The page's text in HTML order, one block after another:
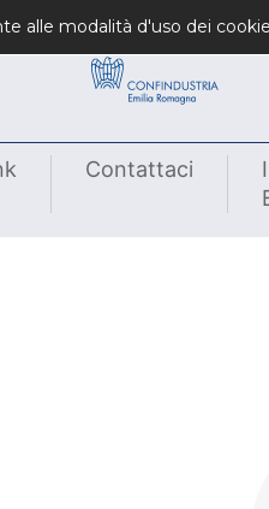
Contattaci
alle modalità d'uso dei